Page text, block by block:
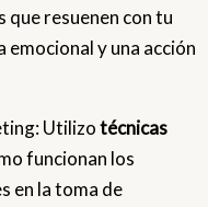
que resuenen con tu
emocional y una acción
Utilizotécnicas
funcionan los
en la toma de